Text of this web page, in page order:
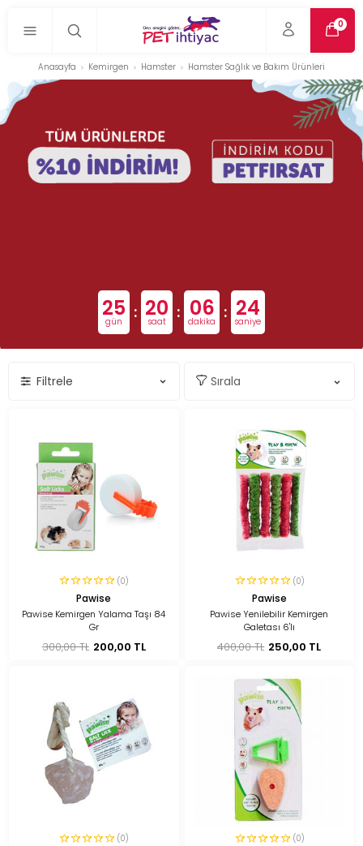
0
Anasayfa Kemirgen Hamster Hamster Sağlık ve Bakım Ürünleri
25
gün : 20
saat : 06
dakika : 24
saniye
Filtrele
(0)
Pawise
Pawise Kemirgen Yalama Taşı 84
Gr
300,00 TL 200,00 TL
(0)
Pawise
Pawise Yenilebilir Kemirgen
Galetası 6'lı
400,00 TL 250,00 TL
(0) (0)